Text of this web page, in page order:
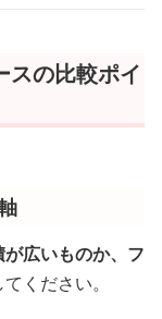
スの比較ポイ
広いものか、フ
てください。